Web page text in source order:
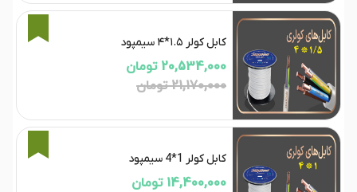
3%
کابل کولر ۱.۵*۴ سیمپود
20,534,000 تومان
21,170,000 تومان
3%
کابل کولر 1*4 سیمپود
14,400,000 تومان